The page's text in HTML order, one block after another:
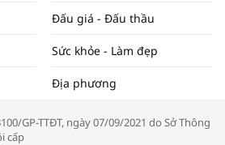
Tọa đàm “Xúc tiến thương mại: Khơi
Đấu giá - Đấu thầu
Sức khỏe - Làm đẹp
Địa phương
GP-TTĐT, ngày 07/09/2021 do Sở Thông
cấp